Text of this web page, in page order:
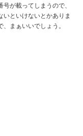
が載ってしまうので、
いといけないとかありま
まぁいいでしょう。